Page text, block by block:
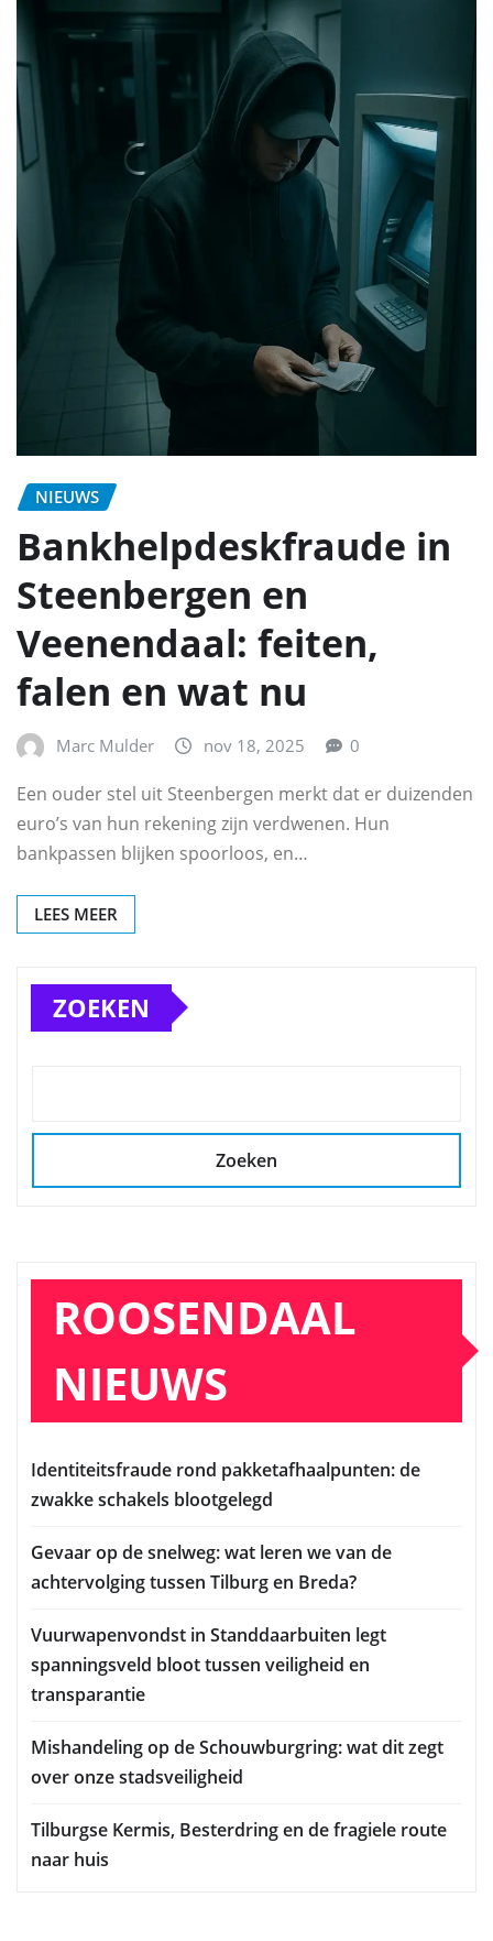
NIEUWS
Bankhelpdeskfraude in
Steenbergen en
Veenendaal: feiten,
falen en wat nu
Marc Mulder nov 18, 2025 0
Een ouder stel uit Steenbergen merkt dat er duizenden
euro’s van hun rekening zijn verdwenen. Hun
bankpassen blijken spoorloos, en…
LEES MEER
ZOEKEN
Zoeken
ROOSENDAAL
NIEUWS
Identiteitsfraude rond pakketafhaalpunten: de
zwakke schakels blootgelegd
Gevaar op de snelweg: wat leren we van de
achtervolging tussen Tilburg en Breda?
Vuurwapenvondst in Standdaarbuiten legt
spanningsveld bloot tussen veiligheid en
transparantie
Mishandeling op de Schouwburgring: wat dit zegt
over onze stadsveiligheid
Tilburgse Kermis, Besterdring en de fragiele route
naar huis